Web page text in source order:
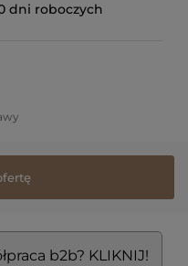
dni roboczych
b2b? KLIKNIJ!